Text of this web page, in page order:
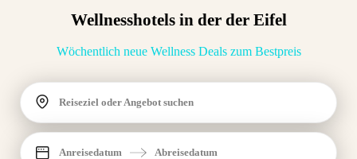
Wellnesshotels in der der Eifel
Wöchentlich neue Wellness Deals zum Bestpreis
Reiseziel oder Angebot suchen
Anreisedatum Abreisedatum